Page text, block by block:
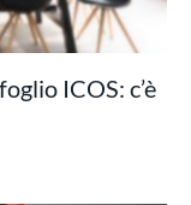
ICOS: c’è